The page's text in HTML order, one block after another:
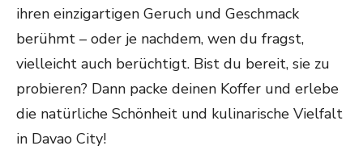
ihren einzigartigen Geruch und Geschmack
berühmt – oder je nachdem, wen du fragst,
vielleicht auch berüchtigt. Bist du bereit, sie zu
probieren? Dann packe deinen Koffer und erlebe
die natürliche Schönheit und kulinarische Vielfalt
in Davao City!